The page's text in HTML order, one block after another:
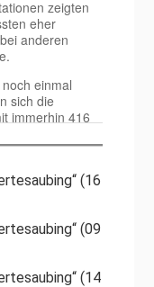
(16
(09
(14